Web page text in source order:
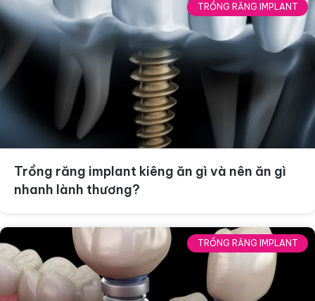
TRỒNG RĂNG IMPLANT
Trồng răng implant kiêng ăn gì và nên ăn gì
nhanh lành thương?
TRỒNG RĂNG IMPLANT